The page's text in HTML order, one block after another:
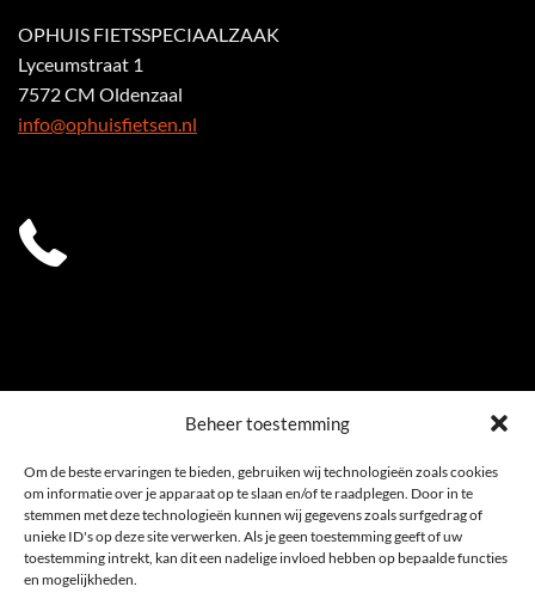
Beheer toestemming
Om de beste ervaringen te bieden, gebruiken wij technologieën zoals cookies
om informatie over je apparaat op te slaan en/of te raadplegen. Door in te
stemmen met deze technologieën kunnen wij gegevens zoals surfgedrag of
unieke ID's op deze site verwerken. Als je geen toestemming geeft of uw
toestemming intrekt, kan dit een nadelige invloed hebben op bepaalde functies
en mogelijkheden.
OPHUIS FIETSSPECIAALZAAK
Lyceumstraat 1
7572 CM Oldenzaal
info@ophuisfietsen.nl
0541 539 353